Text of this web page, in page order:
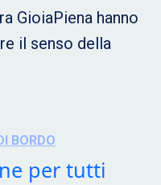
GioiaPiena hanno
il senso della
BORDO
per tutti